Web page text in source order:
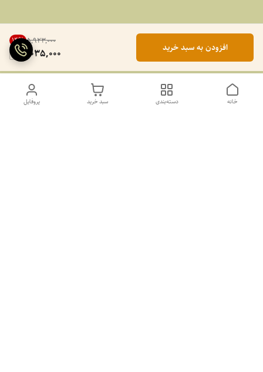
۵٬۹۲۳٬۰۰۰ 14%
5,035,000 افزودن به سبد خرید
پروفایل سبد خرید دسته‌بندی خانه